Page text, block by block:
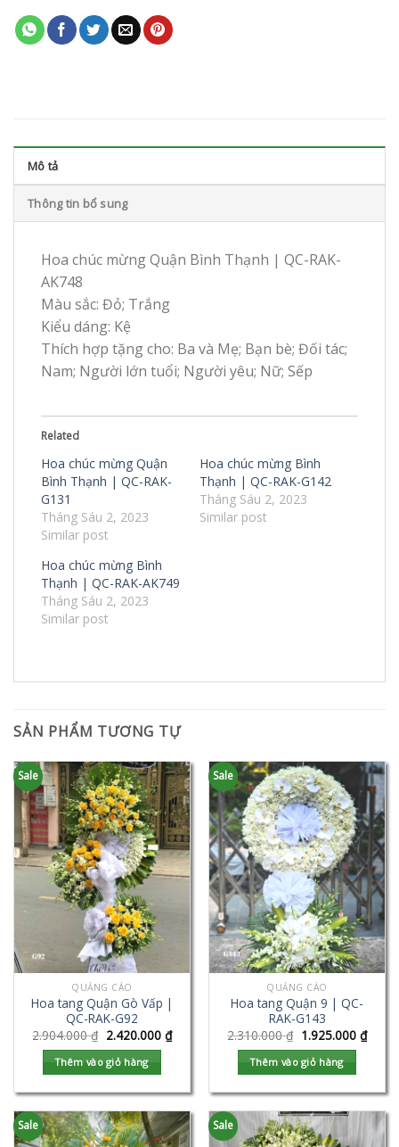
Mô tả
Thông tin bổ sung
Hoa chúc mừng Quận Bình Thạnh | QC-RAK-
AK748
Màu sắc: Đỏ; Trắng
Kiểu dáng: Kệ
Thích hợp tặng cho: Ba và Mẹ; Bạn bè; Đối tác;
Nam; Người lớn tuổi; Người yêu; Nữ; Sếp
Related
Hoa chúc mừng Quận
Bình Thạnh | QC-RAK-
G131
Tháng Sáu 2, 2023
Similar post
Hoa chúc mừng Bình
Thạnh | QC-RAK-G142
Tháng Sáu 2, 2023
Similar post
Hoa chúc mừng Bình
Thạnh | QC-RAK-AK749
Tháng Sáu 2, 2023
Similar post
SẢN PHẨM TƯƠNG TỰ
Sale
QUẢNG CÁO
Hoa tang Quận Gò Vấp |
QC-RAK-G92
2.904.000₫ 2.420.000 ₫
Thêm vào giỏ hàng
Sale
QUẢNG CÁO
Hoa tang Quận 9 | QC-
RAK-G143
2.310.000₫ 1.925.000 ₫
Thêm vào giỏ hàng
Sale Sale